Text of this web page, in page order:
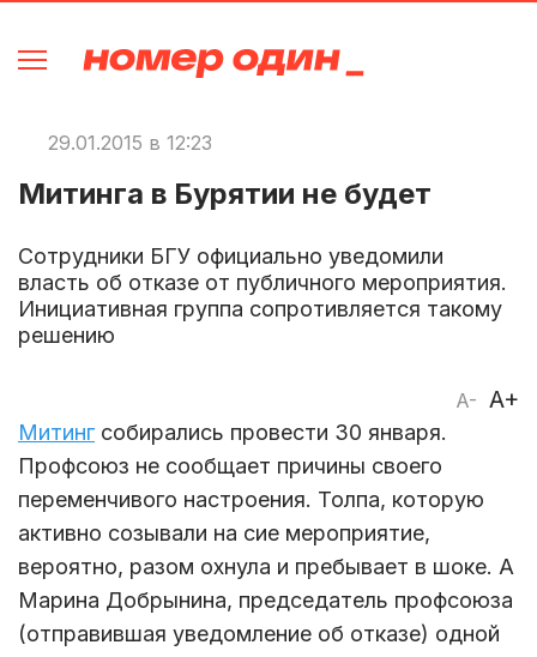
29.01.2015 в 12:23
Митинга в Бурятии не будет
Сотрудники БГУ официально уведомили
власть об отказе от публичного мероприятия.
Инициативная группа сопротивляется такому
решению
A- A+
Митинг собирались провести 30 января.
Профсоюз не сообщает причины своего
переменчивого настроения. Толпа, которую
активно созывали на сие мероприятие,
вероятно, разом охнула и пребывает в шоке. А
Марина Добрынина, председатель профсоюза
(отправившая уведомление об отказе) одной